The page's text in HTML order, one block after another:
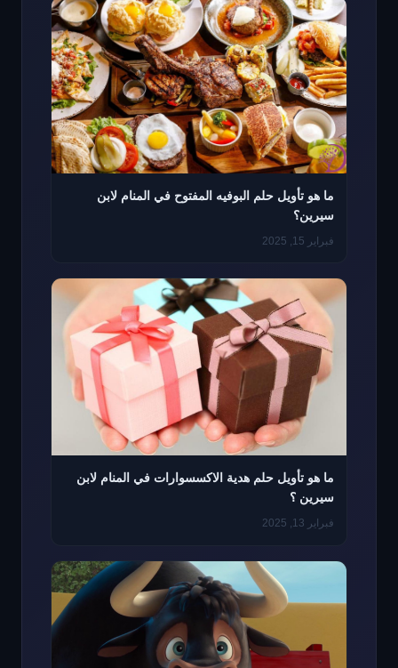
ما هو تأويل حلم البوفيه المفتوح في المنام لابن
سيرين؟
فبراير 15, 2025
ما هو تأويل حلم هدية الاكسسوارات في المنام لابن
سيرين ؟
فبراير 13, 2025